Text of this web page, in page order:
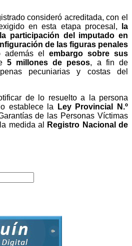
consideró acreditada, con el
en esta etapa procesal,
la
participación del imputado en
de las figuras penales
además el
embargo sobre sus
5 millones de pesos, a fin de
pecuniarias y costas del
de lo resuelto a la persona
establece la
Ley Provincial N.º
de las Personas Víctimas
medida al
Registro Nacional de